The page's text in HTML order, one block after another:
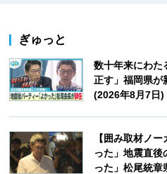
ぎゅっと
数十年来にわた
正す」福岡県が
(2026年8月7日)
【囲み取材ノ
った」地震直
った」松尾統